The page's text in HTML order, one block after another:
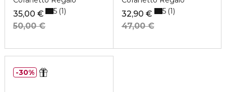
35,00 €
50,00 €
5 1
32,90 €
47,00 €
5 1
30%